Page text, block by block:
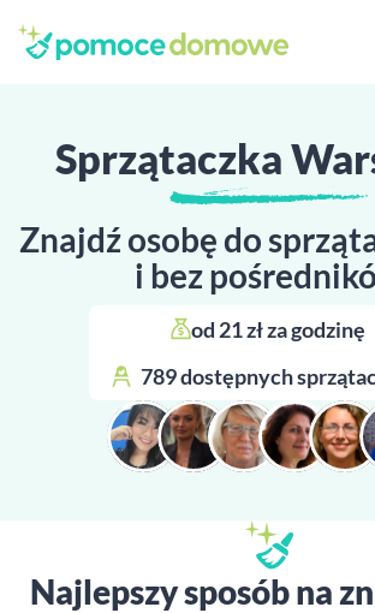
Sprzątaczka
Znajdź osobę do
i bez
od 21 zł za godzinę
789 dostępnych
Najlepszy sposób na